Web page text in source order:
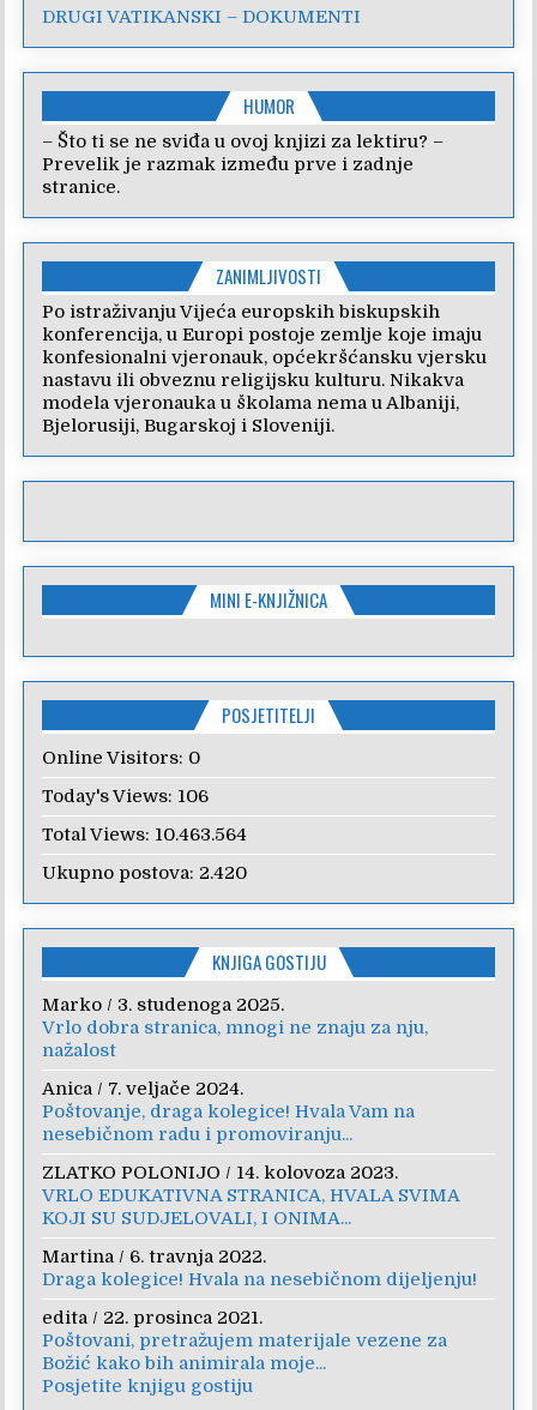
DRUGI VATIKANSKI – DOKUMENTI
HUMOR
– Što ti se ne sviđa u ovoj knjizi za lektiru? –
Prevelik je razmak između prve i zadnje
stranice.
ZANIMLJIVOSTI
Po istraživanju Vijeća europskih biskupskih
konferencija, u Europi postoje zemlje koje imaju
konfesionalni vjeronauk, općekršćansku vjersku
nastavu ili obveznu religijsku kulturu. Nikakva
modela vjeronauka u školama nema u Albaniji,
Bjelorusiji, Bugarskoj i Sloveniji.
MINI E-KNJIŽNICA
POSJETITELJI
Online Visitors: 0
Today's Views: 106
Total Views: 10.463.564
Ukupno postova: 2.420
KNJIGA GOSTIJU
Marko / 3. studenoga 2025.
Vrlo dobra stranica, mnogi ne znaju za nju,
nažalost
Anica / 7. veljače 2024.
Poštovanje, draga kolegice! Hvala Vam na
nesebičnom radu i promoviranju...
ZLATKO POLONIJO / 14. kolovoza 2023.
VRLO EDUKATIVNA STRANICA, HVALA SVIMA
KOJI SU SUDJELOVALI, I ONIMA...
Martina / 6. travnja 2022.
Draga kolegice! Hvala na nesebičnom dijeljenju!
edita / 22. prosinca 2021.
Poštovani, pretražujem materijale vezene za
Božić kako bih animirala moje...
Posjetite knjigu gostiju